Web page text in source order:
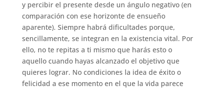
y percibir el presente desde un ángulo negativo (en
comparación con ese horizonte de ensueño
aparente). Siempre habrá dificultades porque,
sencillamente, se integran en la existencia vital. Por
ello, no te repitas a ti mismo que harás esto o
aquello cuando hayas alcanzado el objetivo que
quieres lograr. No condiciones la idea de éxito o
felicidad a ese momento en el que la vida parece